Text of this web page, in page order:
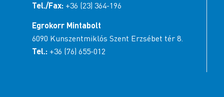
Tel./Fax: +36 (23) 364-196
Egrokorr Mintabolt
6090 Kunszentmiklós Szent Erzsébet tér 8.
Tel.: +36 (76) 655-012